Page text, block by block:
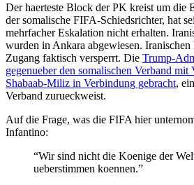
Der haerteste Block der PK kreist um die
der somalische FIFA-Schiedsrichter, hat
mehrfacher Eskalation nicht erhalten.
wurden in Ankara abgewiesen.
Zugang faktisch versperrt. Die Trump-
gegenueber den somalischen Verband
Shabaab-Miliz in Verbindung gebracht,
Verband zurueckweist.
Auf die Frage, was die FIFA hier
Infantino:
“Wir sind nicht die Koenige der
ueberstimmen koennen.”